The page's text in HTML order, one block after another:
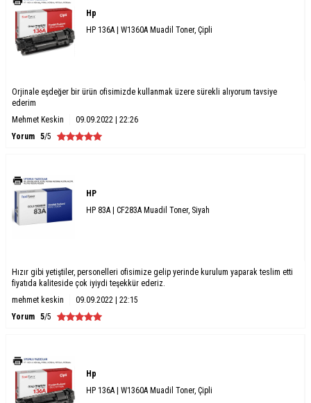
Hp
HP 136A | W1360A Muadil Toner, Çipli
Orjinale eşdeğer bir ürün ofisimizde kullanmak üzere sürekli alıyorum tavsiye
ederim
Mehmet Keskin
09.09.2022 | 22:26
Yorum 5/5
HP
HP 83A | CF283A Muadil Toner, Siyah
Hızır gibi yetiştiler, personelleri ofisimize gelip yerinde kurulum yaparak teslim etti
fiyatıda kaliteside çok iyiydi teşekkür ederiz.
mehmet keskin
09.09.2022 | 22:15
Yorum 5/5
Hp
HP 136A | W1360A Muadil Toner, Çipli